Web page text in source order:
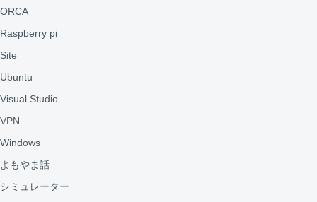
ORCA
Raspberry pi
Site
Ubuntu
Visual Studio
VPN
Windows
よもやま話
シミュレーター